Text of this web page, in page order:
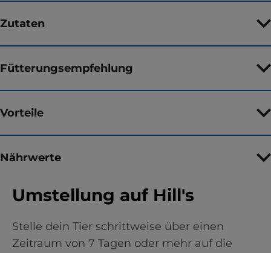
Zutaten
Fütterungsempfehlung
Vorteile
Nährwerte
Umstellung auf Hill's
Stelle dein Tier schrittweise über einen
Zeitraum von 7 Tagen oder mehr auf die